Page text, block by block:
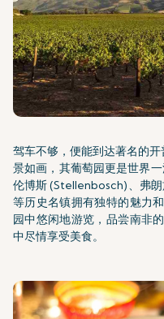
驾车不够，便能到达著名的
景如画，其葡萄园更是世界
伦博斯 (Stellenbosch)、弗
等历史名镇拥有独特的魅力
园中悠闲地游览，品尝南非
中尽情享受美食。